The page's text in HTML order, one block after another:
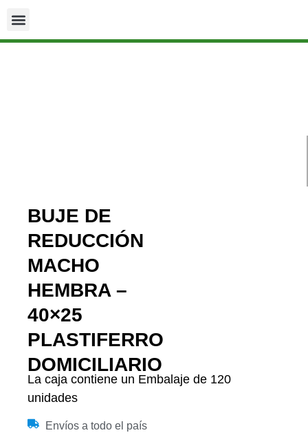
BUJE DE
REDUCCIÓN
MACHO
HEMBRA –
40×25
PLASTIFERRO
DOMICILIARIO
La caja contiene un Embalaje de 120
unidades
Envíos a todo el país